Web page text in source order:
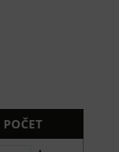
POČET